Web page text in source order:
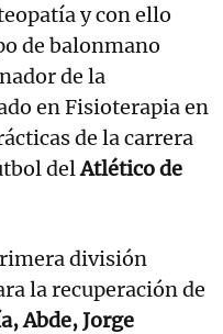
y con ello
de balonmano
de la
en Fisioterapia en
de la carrera
delAtlético de
división
la recuperación de
Abde, Jorge